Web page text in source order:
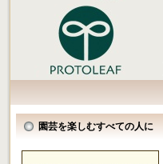
園芸を楽しむすべての人に